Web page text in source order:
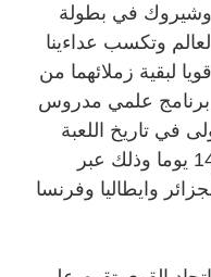
وشيروك في بطولة
وتكسب عداءينا
لبقية زملائهما من
برنامج علمي مدروس
في تاريخ اللعبة
يستمر اعداد لاعبي النخبة مدة 140 يوما وذلك عبر
وايطاليا وفرنسا